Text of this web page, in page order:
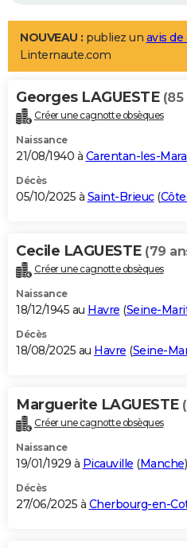
LIFESTYLE
Art de vivre
Bien-être
Loisirs
Mode
Modes de vie
Alimentation
Guide de la santé
Maladies
Médicaments
Sommeil
VOYAGE
Destinations
City break
Voyage nature
Voyage de noces
Forum
Climat
+PHOTO
GUIDES D'ACHAT
BONS PLANS
Carte de Noël
Carte Bonne année
Carte Saint-Valentin
Carte Pâques
Carte d'anniversaire
DICTIONNAIRE
Dictionnaire
Biographies
Citations
Expressions
Proverbes
PROGRAMME TV
S'inscrire
Se connecter
Lycées
Collèges
Primaires
Universités
Entreprises
Service militaire
Avis de recherche
AVIS DE DÉCÈS
Bricolage
Lifestyle
Culture
Sport
Auto
Television
Voyage
Cinema
NOUVEAU : publiez un avis
Linternaute.com
Georges LAGUESTE (85
Créer une cagnotte obsèques
Naissance
21/08/1940 à Carentan-les-
Décès
05/10/2025 à Saint-Brieuc(
Cecile LAGUESTE (79
Créer une cagnotte obsèques
Naissance
18/12/1945 au Havre (Seine-
Décès
18/08/2025 au Havre (Seine-
Marguerite LAGUESTE
Créer une cagnotte obsèques
Naissance
19/01/1929 à Picauville (Manche)
Décès
27/06/2025 à Cherbourg-en-